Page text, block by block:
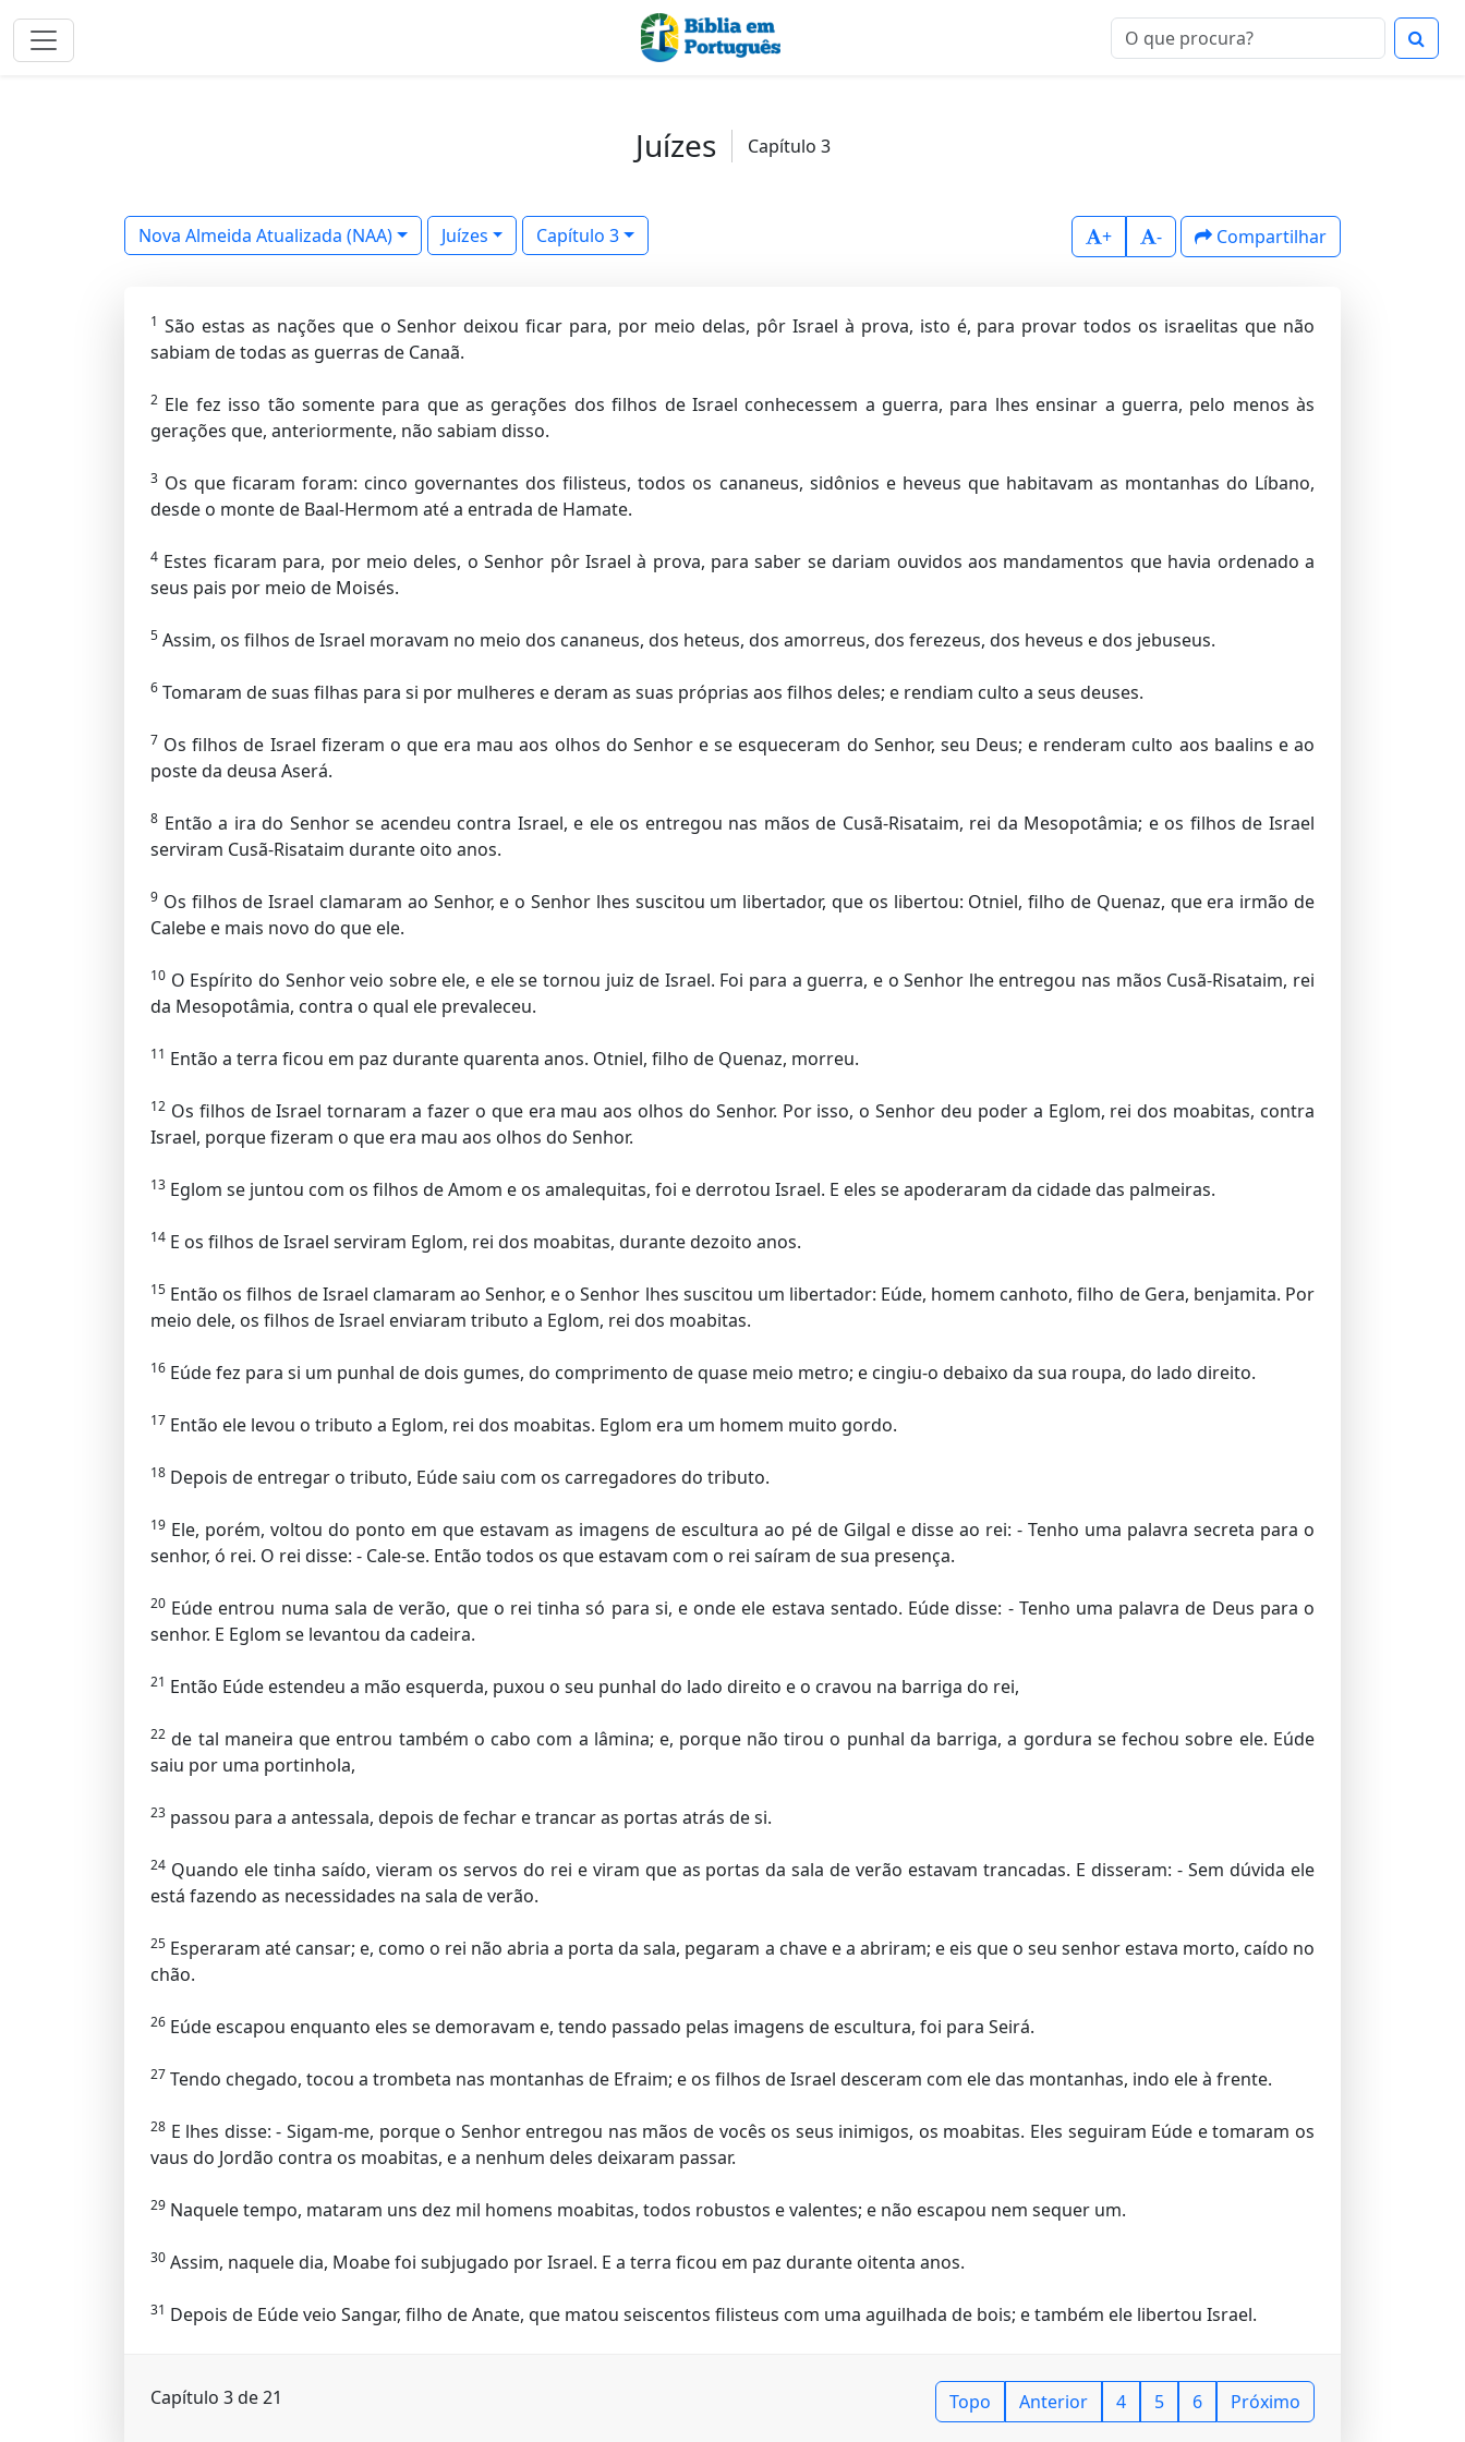
Juízes Capítulo 3
Nova Almeida Atualizada (NAA) Juízes Capítulo 3 + - Compartilhar
1 São estas as nações que o Senhor deixou ficar para, por meio delas, pôr Israel à prova, isto é, para provar todos os israelitas que não
sabiam de todas as guerras de Canaã.
2 Ele fez isso tão somente para que as gerações dos filhos de Israel conhecessem a guerra, para lhes ensinar a guerra, pelo menos às
gerações que, anteriormente, não sabiam disso.
3 Os que ficaram foram: cinco governantes dos filisteus, todos os cananeus, sidônios e heveus que habitavam as montanhas do Líbano,
desde o monte de Baal-Hermom até a entrada de Hamate.
4 Estes ficaram para, por meio deles, o Senhor pôr Israel à prova, para saber se dariam ouvidos aos mandamentos que havia ordenado a
seus pais por meio de Moisés.
5 Assim, os filhos de Israel moravam no meio dos cananeus, dos heteus, dos amorreus, dos ferezeus, dos heveus e dos jebuseus.
6 Tomaram de suas filhas para si por mulheres e deram as suas próprias aos filhos deles; e rendiam culto a seus deuses.
7 Os filhos de Israel fizeram o que era mau aos olhos do Senhor e se esqueceram do Senhor, seu Deus; e renderam culto aos baalins e ao
poste da deusa Aserá.
8 Então a ira do Senhor se acendeu contra Israel, e ele os entregou nas mãos de Cusã-Risataim, rei da Mesopotâmia; e os filhos de Israel
serviram Cusã-Risataim durante oito anos.
9 Os filhos de Israel clamaram ao Senhor, e o Senhor lhes suscitou um libertador, que os libertou: Otniel, filho de Quenaz, que era irmão de
Calebe e mais novo do que ele.
10 O Espírito do Senhor veio sobre ele, e ele se tornou juiz de Israel. Foi para a guerra, e o Senhor lhe entregou nas mãos Cusã-Risataim, rei
da Mesopotâmia, contra o qual ele prevaleceu.
11 Então a terra ficou em paz durante quarenta anos. Otniel, filho de Quenaz, morreu.
12 Os filhos de Israel tornaram a fazer o que era mau aos olhos do Senhor. Por isso, o Senhor deu poder a Eglom, rei dos moabitas, contra
Israel, porque fizeram o que era mau aos olhos do Senhor.
13 Eglom se juntou com os filhos de Amom e os amalequitas, foi e derrotou Israel. E eles se apoderaram da cidade das palmeiras.
14 E os filhos de Israel serviram Eglom, rei dos moabitas, durante dezoito anos.
15 Então os filhos de Israel clamaram ao Senhor, e o Senhor lhes suscitou um libertador: Eúde, homem canhoto, filho de Gera, benjamita. Por
meio dele, os filhos de Israel enviaram tributo a Eglom, rei dos moabitas.
16 Eúde fez para si um punhal de dois gumes, do comprimento de quase meio metro; e cingiu-o debaixo da sua roupa, do lado direito.
17 Então ele levou o tributo a Eglom, rei dos moabitas. Eglom era um homem muito gordo.
18 Depois de entregar o tributo, Eúde saiu com os carregadores do tributo.
19 Ele, porém, voltou do ponto em que estavam as imagens de escultura ao pé de Gilgal e disse ao rei: - Tenho uma palavra secreta para o
senhor, ó rei. O rei disse: - Cale-se. Então todos os que estavam com o rei saíram de sua presença.
20 Eúde entrou numa sala de verão, que o rei tinha só para si, e onde ele estava sentado. Eúde disse: - Tenho uma palavra de Deus para o
senhor. E Eglom se levantou da cadeira.
21 Então Eúde estendeu a mão esquerda, puxou o seu punhal do lado direito e o cravou na barriga do rei,
22 de tal maneira que entrou também o cabo com a lâmina; e, porque não tirou o punhal da barriga, a gordura se fechou sobre ele. Eúde
saiu por uma portinhola,
23 passou para a antessala, depois de fechar e trancar as portas atrás de si.
24 Quando ele tinha saído, vieram os servos do rei e viram que as portas da sala de verão estavam trancadas. E disseram: - Sem dúvida ele
está fazendo as necessidades na sala de verão.
25 Esperaram até cansar; e, como o rei não abria a porta da sala, pegaram a chave e a abriram; e eis que o seu senhor estava morto, caído no
chão.
26 Eúde escapou enquanto eles se demoravam e, tendo passado pelas imagens de escultura, foi para Seirá.
27 Tendo chegado, tocou a trombeta nas montanhas de Efraim; e os filhos de Israel desceram com ele das montanhas, indo ele à frente.
28 E lhes disse: - Sigam-me, porque o Senhor entregou nas mãos de vocês os seus inimigos, os moabitas. Eles seguiram Eúde e tomaram os
vaus do Jordão contra os moabitas, e a nenhum deles deixaram passar.
29 Naquele tempo, mataram uns dez mil homens moabitas, todos robustos e valentes; e não escapou nem sequer um.
30 Assim, naquele dia, Moabe foi subjugado por Israel. E a terra ficou em paz durante oitenta anos.
31 Depois de Eúde veio Sangar, filho de Anate, que matou seiscentos filisteus com uma aguilhada de bois; e também ele libertou Israel.
Capítulo 3 de 21 Topo Anterior 4 5 6 Próximo